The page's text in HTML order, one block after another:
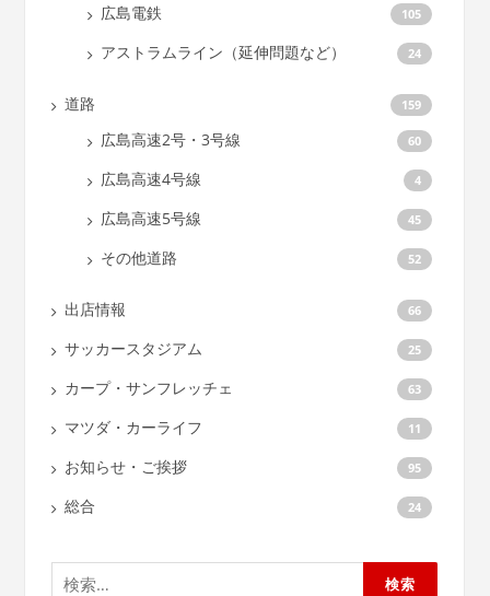
広島電鉄 105
アストラムライン（延伸問題など） 24
道路 159
広島高速2号・3号線 60
広島高速4号線 4
広島高速5号線 45
その他道路 52
出店情報 66
サッカースタジアム 25
カープ・サンフレッチェ 63
マツダ・カーライフ 11
お知らせ・ご挨拶 95
総合 24
検
索: